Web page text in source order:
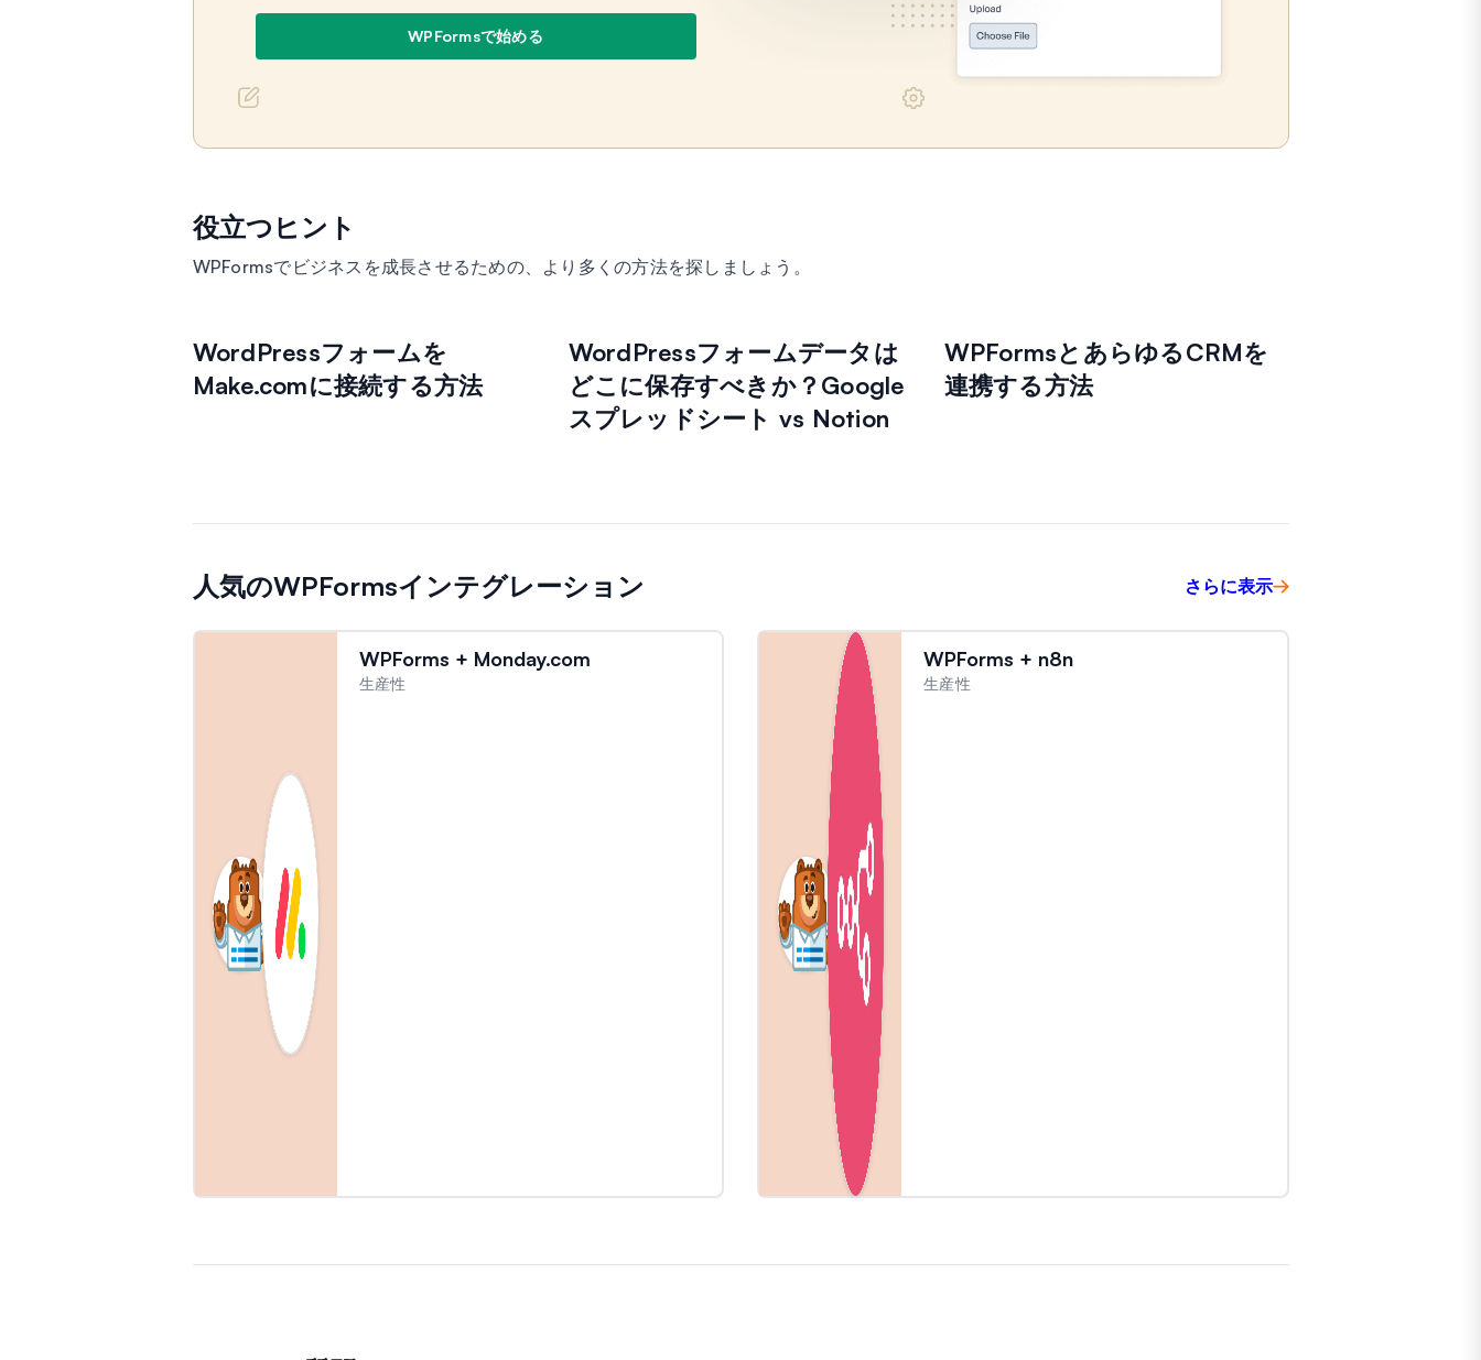
WPFormsで始める
役立つヒント
WPFormsでビジネスを成長させるための、より多くの方法を探しましょう。
WordPressフォームを
Make.comに接続する方法
WordPressフォームデータは
どこに保存すべきか？Google
スプレッドシート vs Notion
WPFormsとあらゆるCRMを
連携する方法
人気のWPFormsインテグレーション さらに表示
WPForms + Monday.com
生産性
WPForms + n8n
生産性